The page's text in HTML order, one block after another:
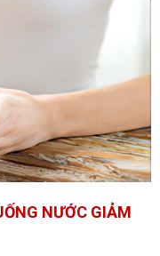
NƯỚC GIẢM